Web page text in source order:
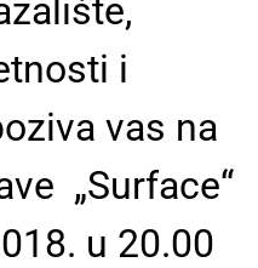
i
vas na
„Surface“
u 20.00